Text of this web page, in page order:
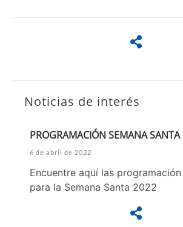
Noticias de interés
PROGRAMACIÓN SEMANA SANTA
6 de abril de 2022
Encuentre aquí las
para la Semana Santa 2022